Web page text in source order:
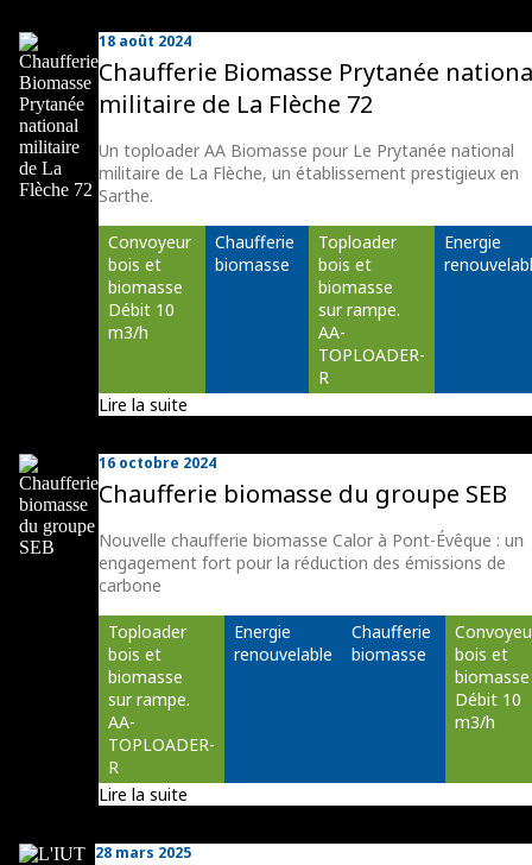
18 août 2024
Chaufferie Biomasse Prytanée
militaire de La Flèche 72
Un toploader AA Biomasse pour Le Prytanée national
militaire de La Flèche, un établissement prestigieux en
Sarthe.
Convoyeur
bois et
biomasse
Débit 10
m3/h
Chaufferie
biomasse
Toploader
bois et
biomasse
sur rampe.
AA-
TOPLOADER-
R
Energie
Lire la suite
16 octobre 2024
Chaufferie biomasse du groupe SEB
Nouvelle chaufferie biomasse Calor à Pont-Évêque : un
engagement fort pour la réduction des émissions de
carbone
Toploader
bois et
biomasse
sur rampe.
AA-
TOPLOADER-
R
Energie
renouvelable
Chaufferie
biomasse
bois et
Débit 10
m3/h
Lire la suite
28 mars 2025